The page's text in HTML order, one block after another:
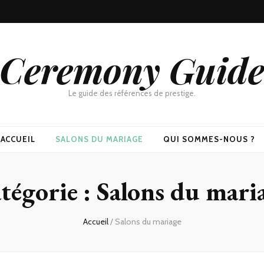
Ceremony Guide
Le guide des références de prestige.
ACCUEIL SALONS DU MARIAGE QUI SOMMES-NOUS ?
: Salons du
Accueil/ Salons du mariage